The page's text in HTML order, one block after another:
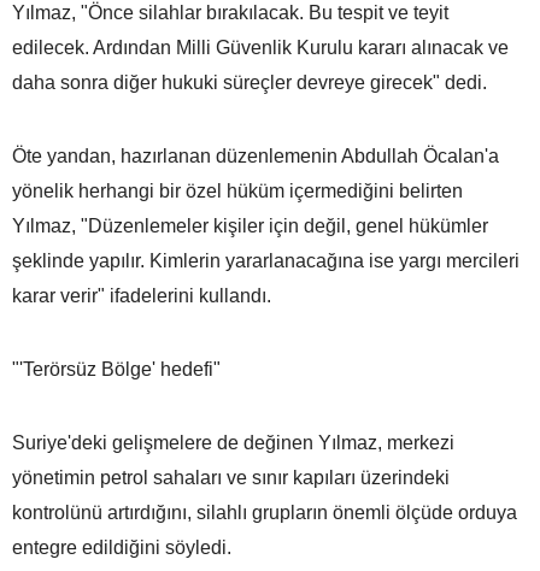
Yılmaz, "Önce silahlar bırakılacak. Bu tespit ve teyit
edilecek. Ardından Milli Güvenlik Kurulu kararı alınacak ve
daha sonra diğer hukuki süreçler devreye girecek" dedi.
Öte yandan, hazırlanan düzenlemenin Abdullah Öcalan'a
yönelik herhangi bir özel hüküm içermediğini belirten
Yılmaz, "Düzenlemeler kişiler için değil, genel hükümler
şeklinde yapılır. Kimlerin yararlanacağına ise yargı mercileri
karar verir" ifadelerini kullandı.
"'Terörsüz Bölge' hedefi"
Suriye'deki gelişmelere de değinen Yılmaz, merkezi
yönetimin petrol sahaları ve sınır kapıları üzerindeki
kontrolünü artırdığını, silahlı grupların önemli ölçüde orduya
entegre edildiğini söyledi.